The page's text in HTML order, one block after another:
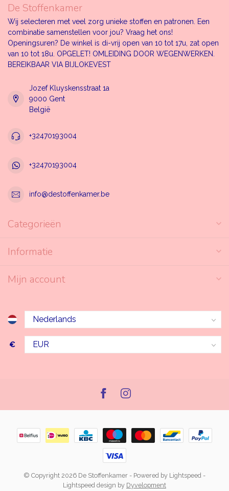
De Stoffenkamer
Wij selecteren met veel zorg unieke stoffen en patronen. Een
combinatie samenstellen voor jou? Vraag het ons!
Openingsuren? De winkel is di-vrij open van 10 tot 17u, zat open
van 10 tot 18u. OPGELET! OMLEIDING DOOR WEGENWERKEN.
BEREIKBAAR VIA BIJLOKEVEST
Jozef Kluyskensstraat 1a
9000 Gent
België
+32470193004
+32470193004
info@destoffenkamer.be
Categorieën
Informatie
Mijn account
€
© Copyright 2026 De Stoffenkamer - Powered by Lightspeed -
Lightspeed design by Dyvelopment